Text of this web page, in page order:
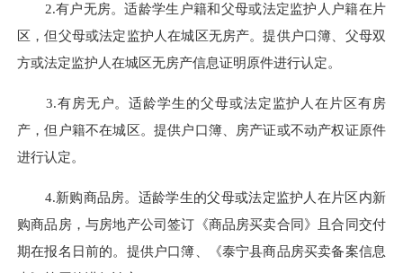
2.有户无房。适龄学生户籍和父母或法定监护人户籍在片
区，但父母或法定监护人在城区无房产。提供户口簿、父母双
方或法定监护人在城区无房产信息证明原件进行认定。
3.有房无户。适龄学生的父母或法定监护人在片区有房
产，但户籍不在城区。提供户口簿、房产证或不动产权证原件
进行认定。
4.新购商品房。适龄学生的父母或法定监护人在片区内新
购商品房，与房地产公司签订《商品房买卖合同》且合同交付
期在报名日前的。提供户口簿、《泰宁县商品房买卖备案信息